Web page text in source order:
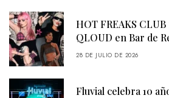
HOT FREAKS
QLOUD en Bar de
28 DE JULIO DE 2026
Fluvial celebra 10